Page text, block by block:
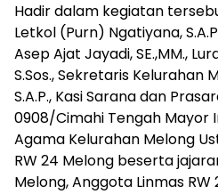
Hadir dalam kegiatan
Letkol (Purn) Ngatiyana,
Asep Ajat Jayadi, SE.,MM.,
S.Sos., Sekretaris Kelurahan
S.A.P., Kasi Sarana dan
0908/Cimahi Tengah Mayor
Agama Kelurahan Melong
RW 24 Melong beserta
Melong, Anggota Linmas